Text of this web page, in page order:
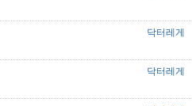
닥터레게
닥터레게